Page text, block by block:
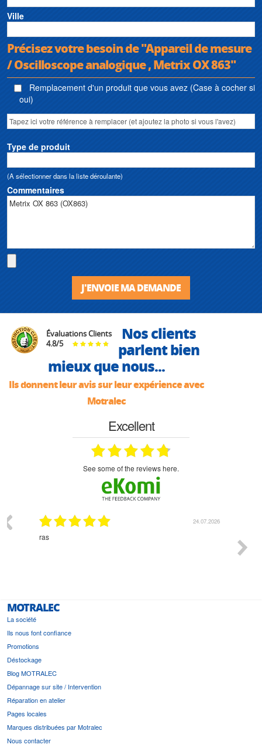
Ville
Précisez votre besoin de "Appareil de mesure
/ Oscilloscope analogique , Metrix OX 863"
Remplacement d'un produit que vous avez (Case à cocher si
oui)
Type de produit
(A sélectionner dans la liste déroulante)
Commentaires
J'ENVOIE MA DEMANDE
Évaluations Clients
4.8/5
Nos clients
parlent bien
mieux que nous...
Ils donnent leur avis sur leur expérience avec
Motralec
Excellent
see some of the reviews here.
18.07.2026
Monsieur Delhaye est une personne disponible, à
MOTRALEC
La société
Ils nous font confiance
Promotions
Déstockage
Blog MOTRALEC
Dépannage sur site / Intervention
Réparation en atelier
Pages locales
Marques distribuées par Motralec
Nous contacter